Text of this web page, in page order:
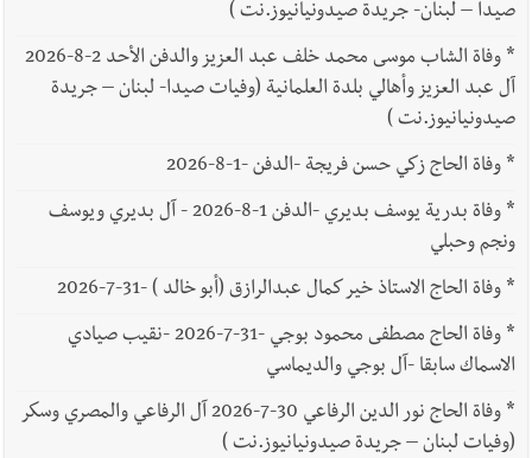
صيدا – لبنان- جريدة صيدونيانيوز.نت )
*
وفاة الشاب موسى محمد خلف عبد العزيز والدفن الأحد 2-8-2026
آل عبد العزيز وأهالي بلدة العلمانية (وفيات صيدا- لبنان – جريدة
صيدونيانيوز.نت )
*وفاة الحاج زكي حسن فريجة -الدفن -1-8-2026
*
وفاة بدرية يوسف بديري -الدفن 1-8-2026 - آل بديري ويوسف
ونجم وحبلي
*وفاة الحاج الاستاذ خير كمال عبدالرازق (أبو خالد ) -31-7-2026
*
وفاة الحاج مصطفى محمود بوجي -31-7-2026 -نقيب صيادي
الاسماك سابقا -آل بوجي والديماسي
*
وفاة الحاج نور الدين الرفاعي 30-7-2026 آل الرفاعي والمصري وسكر
(وفيات لبنان – جريدة صيدونيانيوز.نت )